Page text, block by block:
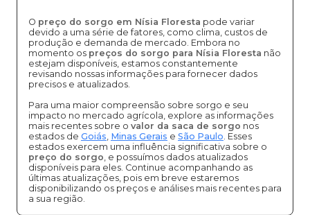
O preço do sorgo em Nísia Floresta pode variar
devido a uma série de fatores, como clima, custos de
produção e demanda de mercado. Embora no
momento os preços do sorgo para Nísia Floresta não
estejam disponíveis, estamos constantemente
revisando nossas informações para fornecer dados
precisos e atualizados.
Para uma maior compreensão sobre sorgo e seu
impacto no mercado agrícola, explore as informações
mais recentes sobre o valor da saca de sorgo nos
estados de Goiás, Minas Gerais e São Paulo. Esses
estados exercem uma influência significativa sobre o
preço do sorgo, e possuímos dados atualizados
disponíveis para eles. Continue acompanhando as
últimas atualizações, pois em breve estaremos
disponibilizando os preços e análises mais recentes para
a sua região.